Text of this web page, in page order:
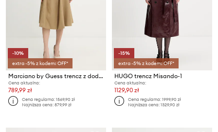
-10%
extra -5% z kodem: OFF*
Marciano by Guess trencz z dodatkiem wełny ETHEL
Cena aktualna:
789,99 zł
Cena regularna:1569,90 zł
Najniższa cena:879,99 zł
-15%
extra -5% z kodem: OFF*
HUGO trencz Misando-1
Cena aktualna:
1129,90 zł
Cena regularna:1999,90 zł
Najniższa cena:1329,90 zł